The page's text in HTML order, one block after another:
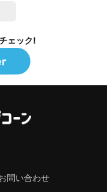
ェック!
問い合わせ